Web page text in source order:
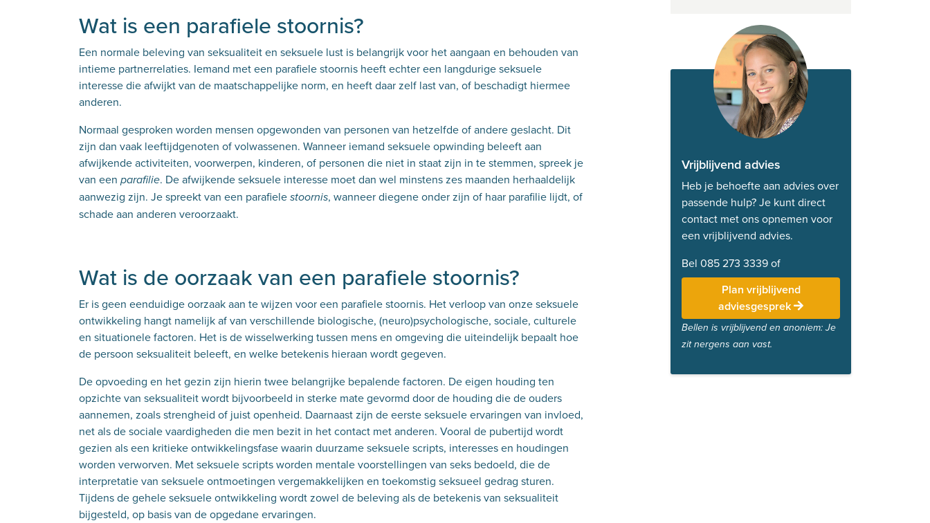
Wat is een parafiele stoornis?
Een normale beleving van seksualiteit en seksuele lust is belangrijk voor het aangaan en behouden van
intieme partnerrelaties. Iemand met een parafiele stoornis heeft echter een langdurige seksuele
interesse die afwijkt van de maatschappelijke norm, en heeft daar zelf last van, of beschadigt hiermee
anderen.
Normaal gesproken worden mensen opgewonden van personen van hetzelfde of andere geslacht. Dit
zijn dan vaak leeftijdgenoten of volwassenen. Wanneer iemand seksuele opwinding beleeft aan
afwijkende activiteiten, voorwerpen, kinderen, of personen die niet in staat zijn in te stemmen, spreek je
van een parafilie. De afwijkende seksuele interesse moet dan wel minstens zes maanden herhaaldelijk
aanwezig zijn. Je spreekt van een parafiele stoornis, wanneer diegene onder zijn of haar parafilie lijdt, of
schade aan anderen veroorzaakt.
Wat is de oorzaak van een parafiele stoornis?
Er is geen eenduidige oorzaak aan te wijzen voor een parafiele stoornis. Het verloop van onze seksuele
ontwikkeling hangt namelijk af van verschillende biologische, (neuro)psychologische, sociale, culturele
en situationele factoren. Het is de wisselwerking tussen mens en omgeving die uiteindelijk bepaalt hoe
de persoon seksualiteit beleeft, en welke betekenis hieraan wordt gegeven.
De opvoeding en het gezin zijn hierin twee belangrijke bepalende factoren. De eigen houding ten
opzichte van seksualiteit wordt bijvoorbeeld in sterke mate gevormd door de houding die de ouders
aannemen, zoals strengheid of juist openheid. Daarnaast zijn de eerste seksuele ervaringen van invloed,
net als de sociale vaardigheden die men bezit in het contact met anderen. Vooral de pubertijd wordt
gezien als een kritieke ontwikkelingsfase waarin duurzame seksuele scripts, interesses en houdingen
worden verworven. Met seksuele scripts worden mentale voorstellingen van seks bedoeld, die de
interpretatie van seksuele ontmoetingen vergemakkelijken en toekomstig seksueel gedrag sturen.
Tijdens de gehele seksuele ontwikkeling wordt zowel de beleving als de betekenis van seksualiteit
bijgesteld, op basis van de opgedane ervaringen.
Vrijblijvend advies
Heb je behoefte aan advies over
passende hulp? Je kunt direct
contact met ons opnemen voor
een vrijblijvend advies.
Bel 085 273 3339 of
Plan vrijblijvend
adviesgesprek
Bellen is vrijblijvend en anoniem: Je
zit nergens aan vast.